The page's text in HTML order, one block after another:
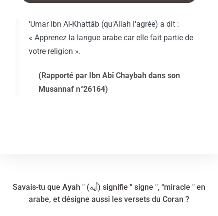
'Umar Ibn Al-Khattâb (qu'Allah l'agrée) a dit :
« Apprenez la langue arabe car elle fait partie de
votre religion ».
(Rapporté par Ibn Abî Chaybah dans son
Musannaf n°26164)
Savais-tu que Ayah " (أية) signifie " signe ", "miracle " en
arabe, et désigne aussi les versets du Coran ?